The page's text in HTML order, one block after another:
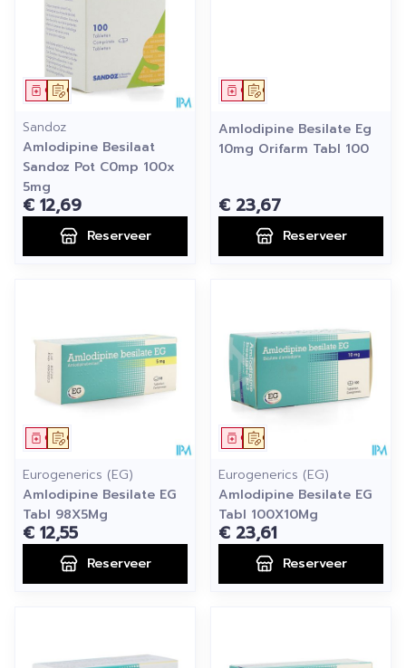
Op voorschrift
Geneesmiddel
Sandoz
Amlodipine Besilaat
Sandoz Pot C0mp 100x
5mg
€ 12,69
Reserveer
Op voorschrift
Geneesmiddel
Amlodipine Besilate Eg
10mg Orifarm Tabl 100
€ 23,67
Reserveer
Op voorschrift
Geneesmiddel
Eurogenerics (EG)
Amlodipine Besilate EG
Tabl 98X5Mg
€ 12,55
Reserveer
Op voorschrift
Geneesmiddel
Eurogenerics (EG)
Amlodipine Besilate EG
Tabl 100X10Mg
€ 23,61
Reserveer